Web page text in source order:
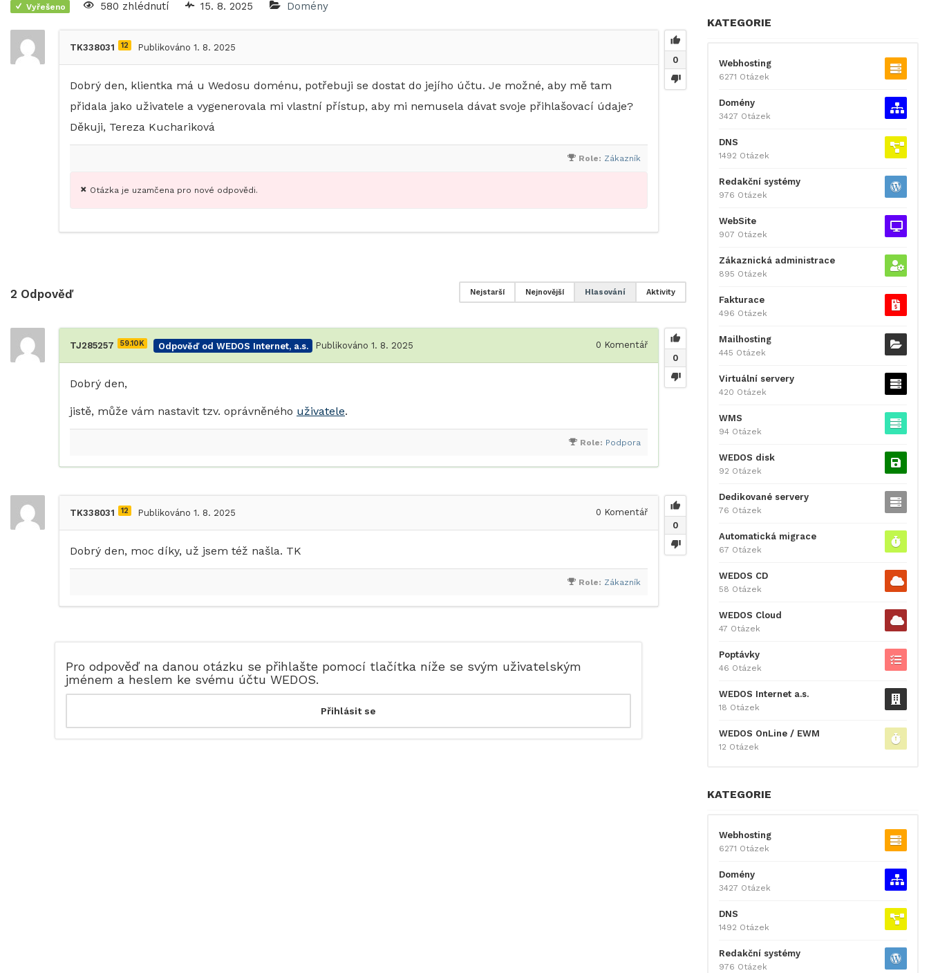
Vyřešeno 580 zhlédnutí 15. 8. 2025 Domény
0
TK338031 12 Publikováno 1. 8. 2025
Dobrý den, klientka má u Wedosu doménu, potřebuji se dostat do jejího účtu. Je možné, aby mě tam
přidala jako uživatele a vygenerovala mi vlastní přístup, aby mi nemusela dávat svoje přihlašovací údaje?
Děkuji, Tereza Kuchariková
Role: Zákazník
Otázka je uzamčena pro nové odpovědi.
2 Odpověď Aktivity
Hlasování
Nejnovější
Nejstarší
0
TJ285257 59.10K Odpověď od WEDOS Internet, a.s. Publikováno 1. 8. 2025 0 Komentář
Dobrý den,
jistě, může vám nastavit tzv. oprávněného uživatele.
Role: Podpora
0
TK338031 12 Publikováno 1. 8. 2025 0 Komentář
Dobrý den, moc díky, už jsem též našla. TK
Role: Zákazník
Pro odpověď na danou otázku se přihlašte pomocí tlačítka níže se svým uživatelským
jménem a heslem ke svému účtu WEDOS.
KATEGORIE
Webhosting
6271 Otázek
Domény
3427 Otázek
DNS
1492 Otázek
Redakční systémy
976 Otázek
WebSite
907 Otázek
Zákaznická administrace
895 Otázek
Fakturace
496 Otázek
Mailhosting
445 Otázek
Virtuální servery
420 Otázek
WMS
94 Otázek
WEDOS disk
92 Otázek
Dedikované servery
76 Otázek
Automatická migrace
67 Otázek
WEDOS CD
58 Otázek
WEDOS Cloud
47 Otázek
Poptávky
46 Otázek
WEDOS Internet a.s.
18 Otázek
WEDOS OnLine / EWM
12 Otázek
KATEGORIE
Webhosting
6271 Otázek
Domény
3427 Otázek
DNS
1492 Otázek
Redakční systémy
976 Otázek